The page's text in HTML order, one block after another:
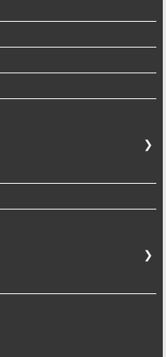
❯
❯